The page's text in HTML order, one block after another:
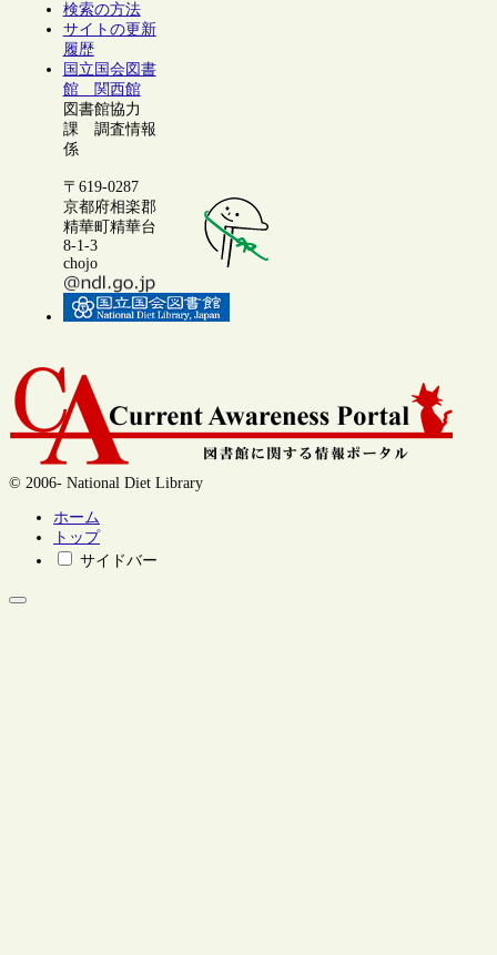
検索の方法
サイトの更新
履歴
国立国会図書
館 関西館
図書館協力
課 調査情報
係
〒619-0287
京都府相楽郡
精華町精華台
8-1-3
chojo
© 2006- National Diet Library
ホーム
トップ
サイドバー